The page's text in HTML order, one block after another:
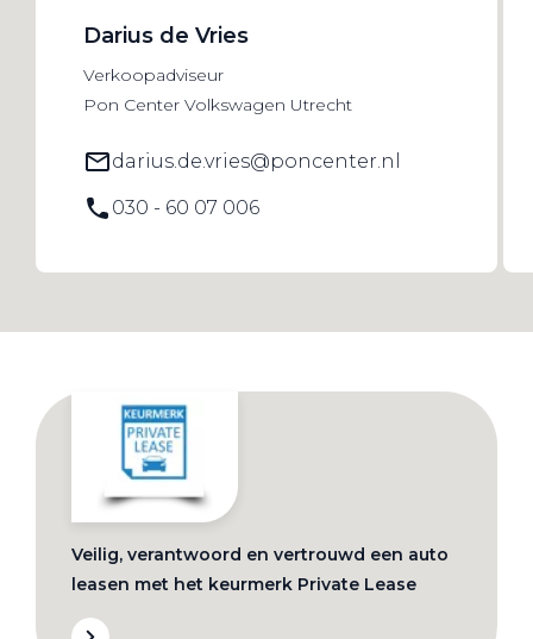
Darius de Vries
Verkoopadviseur
Pon Center Volkswagen Utrecht
darius.de.vries@poncenter.nl
030 - 60 07 006
Veilig, verantwoord en vertrouwd een auto
leasen met het keurmerk Private Lease